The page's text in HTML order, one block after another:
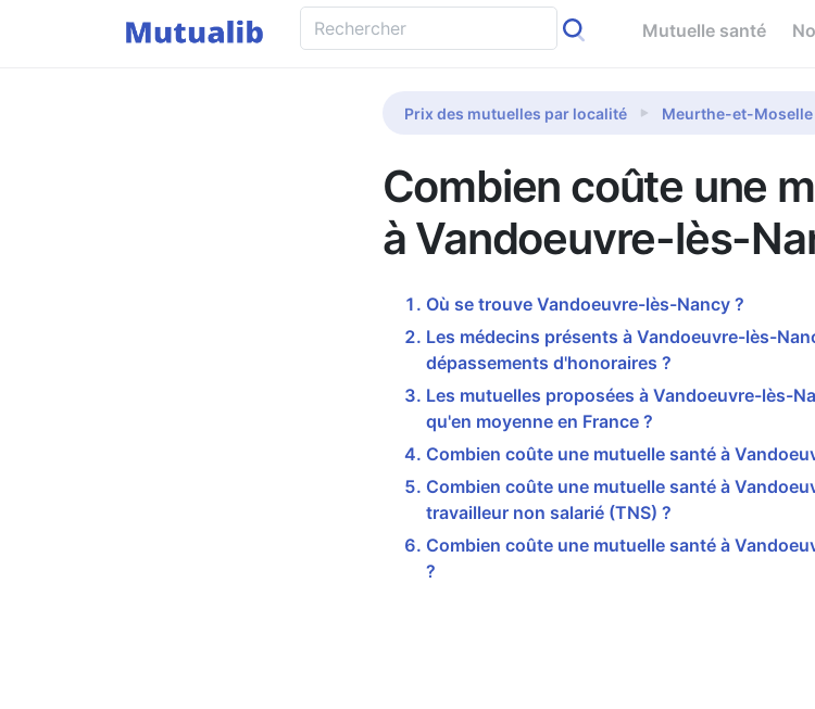
Mutuelle santé
Prix des mutuelles par localité Meurthe-et-Moselle
Combien coûte une
à Vandoeuvre-lès-
Où se trouve Vandoeuvre-lès-Nancy ?
Les médecins présents à Vandoeuvre-lès-
dépassements d'honoraires ?
Les mutuelles proposées à Vandoeuvre-lès-
qu'en moyenne en France ?
Combien coûte une mutuelle santé à
Combien coûte une mutuelle santé à
travailleur non salarié (TNS) ?
Combien coûte une mutuelle santé à
?